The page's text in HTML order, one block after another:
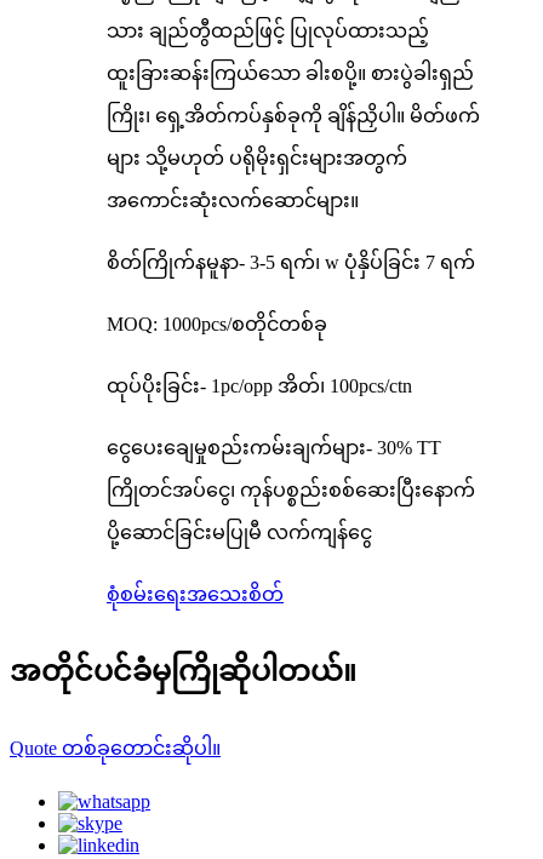
သား ချည်တွီထည်ဖြင့် ပြုလုပ်ထားသည့်
ထူးခြားဆန်းကြယ်သော ခါးစပို့။ စားပွဲခါးရှည်
ကြိုး၊ ရှေ့အိတ်ကပ်နှစ်ခုကို ချိန်ညှိပါ။ မိတ်ဖက်
များ သို့မဟုတ် ပရိုမိုးရှင်းများအတွက်
အကောင်းဆုံးလက်ဆောင်များ။
စိတ်ကြိုက်နမူနာ- 3-5 ရက်၊ w ပုံနှိပ်ခြင်း 7 ရက်
MOQ: 1000pcs/စတိုင်တစ်ခု
ထုပ်ပိုးခြင်း- 1pc/opp အိတ်၊ 100pcs/ctn
ငွေပေးချေမှုစည်းကမ်းချက်များ- 30% TT
ကြိုတင်အပ်ငွေ၊ ကုန်ပစ္စည်းစစ်ဆေးပြီးနောက်
ပို့ဆောင်ခြင်းမပြုမီ လက်ကျန်ငွေ
စုံစမ်းရေးအသေးစိတ်
အတိုင်ပင်ခံမှကြိုဆိုပါတယ်။
Quote တစ်ခုတောင်းဆိုပါ။